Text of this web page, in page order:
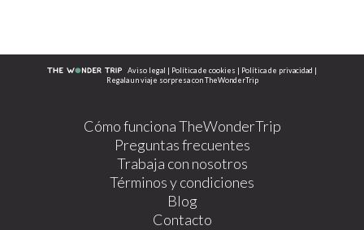
Aviso legal Política de cookies Política de privacidad
Regala un viaje sorpresa con TheWonderTrip
Cómo funciona TheWonderTrip
Preguntas frecuentes
Trabaja con nosotros
Términos y condiciones
Blog
Contacto